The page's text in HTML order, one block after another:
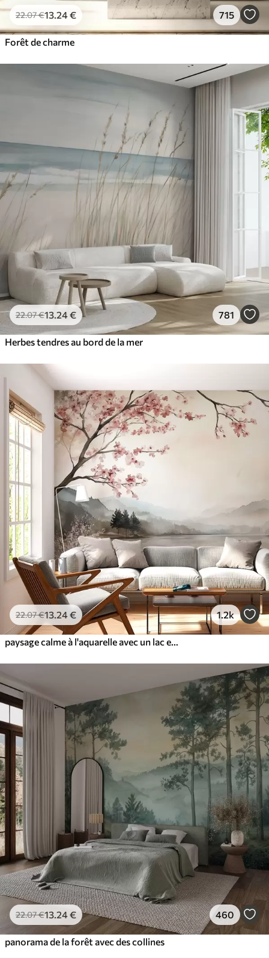
22.07€13 .24€ 715
Forêt de charme
22.07€13 .24€ 781
Herbes tendres au bord de la mer
22.07€13 .24€ 1.2k
22.07€13 .24€ 460
panorama de la forêt avec des collines